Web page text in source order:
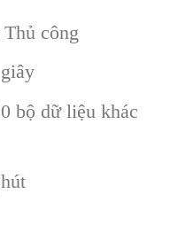
Thủ công
giây
bộ dữ liệu khác
út